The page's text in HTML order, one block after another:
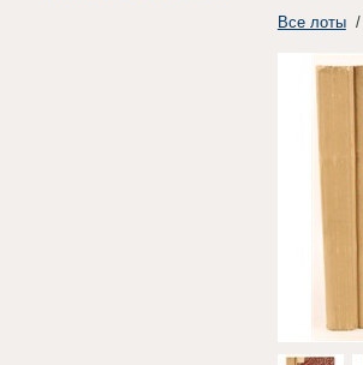
Все лоты/